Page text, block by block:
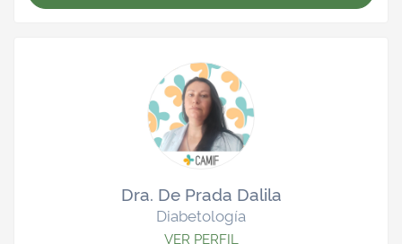
Dra. De Prada Dalila
Diabetología
VER PERFIL